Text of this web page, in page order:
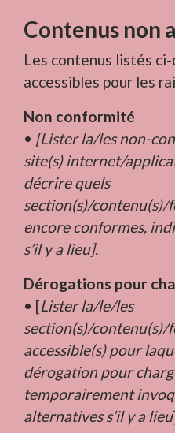
Contenus non
Les contenus listés
accessibles pour les
Non conformité
• [Lister la/les non-
site(s) internet/
décrire quels
section(s)/contenu(s)/
encore conformes,
s’il y a lieu].
Dérogations pour
• [Lister la/le/les
section(s)/contenu(s)/
accessible(s) pour
dérogation pour
temporairement
alternatives s’il y a lieu